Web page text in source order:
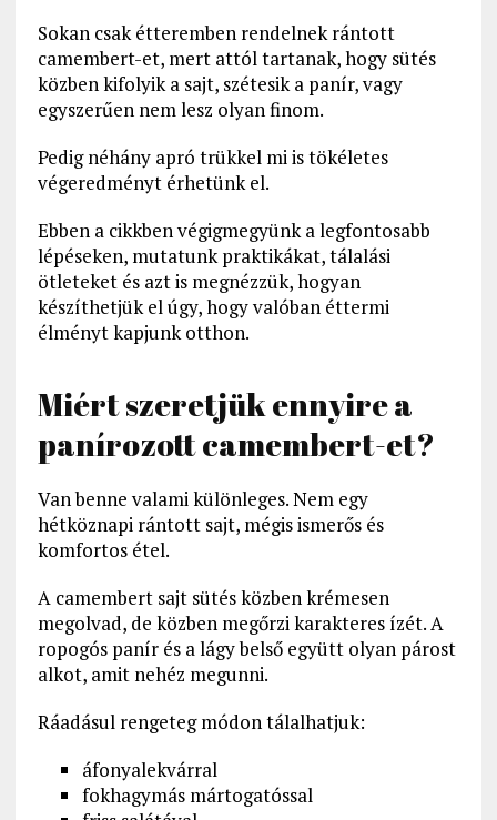
Sokan csak étteremben rendelnek rántott
camembert-et, mert attól tartanak, hogy sütés
közben kifolyik a sajt, szétesik a panír, vagy
egyszerűen nem lesz olyan finom.
Pedig néhány apró trükkel mi is tökéletes
végeredményt érhetünk el.
Ebben a cikkben végigmegyünk a legfontosabb
lépéseken, mutatunk praktikákat, tálalási
ötleteket és azt is megnézzük, hogyan
készíthetjük el úgy, hogy valóban éttermi
élményt kapjunk otthon.
Miért szeretjük ennyire a
panírozott camembert-et?
Van benne valami különleges. Nem egy
hétköznapi rántott sajt, mégis ismerős és
komfortos étel.
A camembert sajt sütés közben krémesen
megolvad, de közben megőrzi karakteres ízét. A
ropogós panír és a lágy belső együtt olyan párost
alkot, amit nehéz megunni.
Ráadásul rengeteg módon tálalhatjuk:
áfonyalekvárral
fokhagymás mártogatóssal